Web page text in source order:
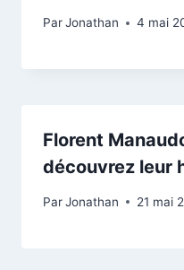
ParJonathan 4 mai
Florent
découvrez leur
ParJonathan 21 mai